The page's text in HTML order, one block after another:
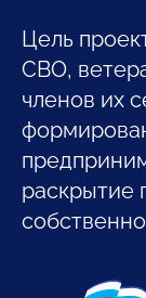
Цель
СВО,
членов их
раскрытие